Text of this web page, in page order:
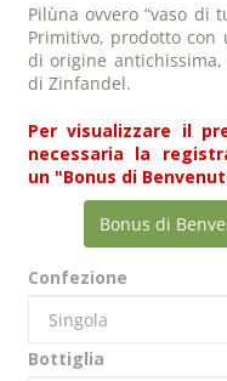
Pilùna ovvero “vaso di
Primitivo, prodotto con
di origine
di Zinfandel.
Per visualizzare il
necessaria la
un "Bonus di
Bonus di
Confezione
Bottiglia